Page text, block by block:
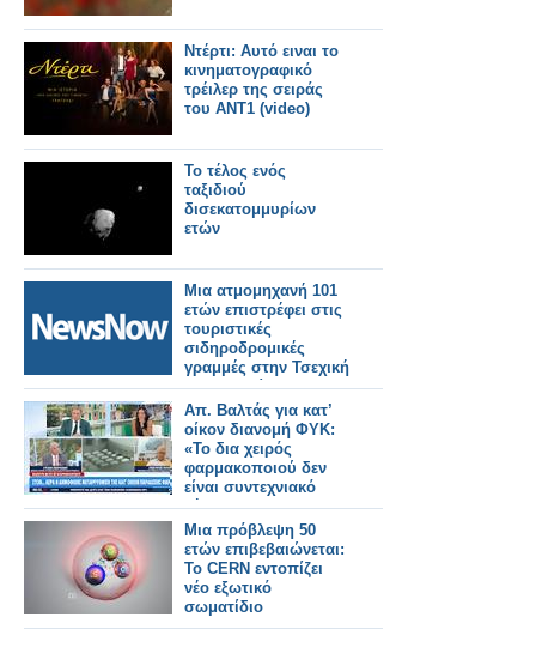
Ντέρτι: Αυτό ειναι το
κινηματογραφικό
τρέιλερ της σειράς
του ΑΝΤ1 (video)
Το τέλος ενός
ταξιδιού
δισεκατομμυρίων
ετών
Μια ατμομηχανή 101
ετών επιστρέφει στις
τουριστικές
σιδηροδρομικές
γραμμές στην Τσεχική
Δημοκρατία.
Απ. Βαλτάς για κατ’
οίκον διανομή ΦΥΚ:
«To δια χειρός
φαρμακοποιού δεν
είναι συντεχνιακό
ζήτημα» (video)
Μια πρόβλεψη 50
ετών επιβεβαιώνεται:
Το CERN εντοπίζει
νέο εξωτικό
σωματίδιο